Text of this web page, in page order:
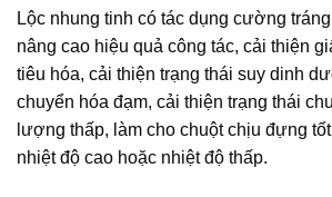
Lộc nhung tinh có tác dụng cường
nâng cao hiệu quả công tác, cải thiện
tiêu hóa, cải thiện trạng thái suy dinh
chuyển hóa đạm, cải thiện trạng thái
lượng thấp, làm cho chuột chịu đựng
nhiệt độ cao hoặc nhiệt độ thấp.